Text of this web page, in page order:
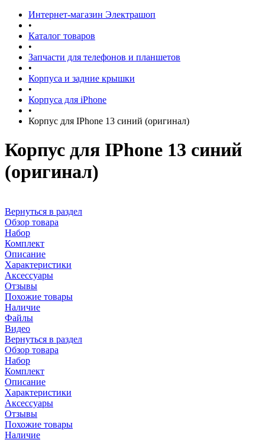
Интернет-магазин Электрашоп
•
Каталог товаров
•
Запчасти для телефонов и планшетов
•
Корпуса и задние крышки
•
Корпуса для iPhone
•
Корпус для IPhone 13 синий (оригинал)
Корпус для IPhone 13 синий
(оригинал)
Вернуться в раздел
Обзор товара
Набор
Комплект
Описание
Характеристики
Аксессуары
Отзывы
Похожие товары
Наличие
Файлы
Видео
Вернуться в раздел
Обзор товара
Набор
Комплект
Описание
Характеристики
Аксессуары
Отзывы
Похожие товары
Наличие